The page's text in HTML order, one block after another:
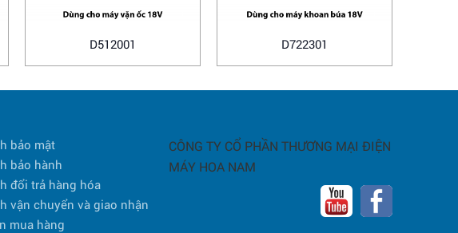
D512001 D722301
bảo mật
bảo hành
đổi trả hàng hóa
vận chuyển và giao nhận
mua hàng
CÔNG TY CỔ PHẦN THƯƠNG MẠI ĐIỆN
MÁY HOA NAM